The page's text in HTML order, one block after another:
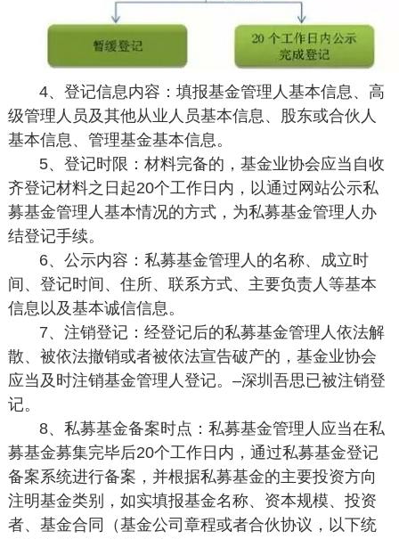
4、登记信息内容：填报基金管理人基本信息、高
级管理人员及其他从业人员基本信息、股东或合伙人
基本信息、管理基金基本信息。
5、登记时限：材料完备的，基金业协会应当自收
齐登记材料之日起20个工作日内，以通过网站公示私
募基金管理人基本情况的方式，为私募基金管理人办
结登记手续。
6、公示内容：私募基金管理人的名称、成立时
间、登记时间、住所、联系方式、主要负责人等基本
信息以及基本诚信信息。
7、注销登记：经登记后的私募基金管理人依法解
散、被依法撤销或者被依法宣告破产的，基金业协会
应当及时注销基金管理人登记。–深圳吾思已被注销登
记。
8、私募基金备案时点：私募基金管理人应当在私
募基金募集完毕后20个工作日内，通过私募基金登记
备案系统进行备案，并根据私募基金的主要投资方向
注明基金类别，如实填报基金名称、资本规模、投资
者、基金合同（基金公司章程或者合伙协议，以下统